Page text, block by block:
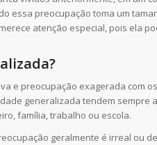
essa preocupação toma um
atenção especial, pois ela
e preocupação exagerada com
generalizada tendem sempre
família, trabalho ou escola.
geralmente é irreal ou